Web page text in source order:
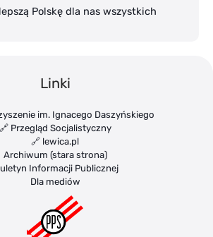
Polskę dla nas wszystkich
Linki
im. Ignacego Daszyńskiego
🔗 Przegląd Socjalistyczny
🔗 lewica.pl
Archiwum (stara strona)
Informacji Publicznej
Dla mediów